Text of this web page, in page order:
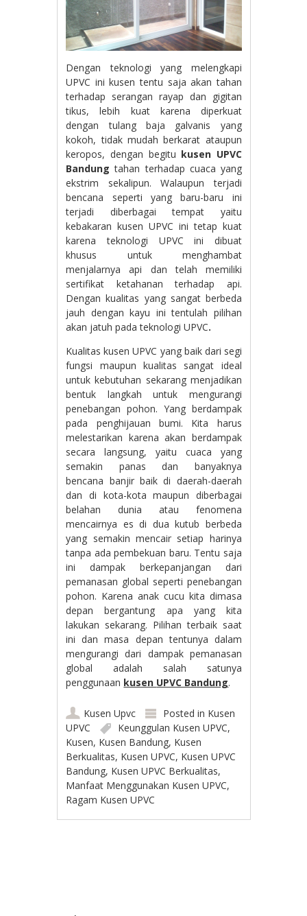
Dengan teknologi yang melengkapi
UPVC ini kusen tentu saja akan tahan
terhadap serangan rayap dan gigitan
tikus, lebih kuat karena diperkuat
dengan tulang baja galvanis yang
kokoh, tidak mudah berkarat ataupun
keropos, dengan begitu kusen UPVC
Bandung tahan terhadap cuaca yang
ekstrim sekalipun. Walaupun terjadi
bencana seperti yang baru-baru ini
terjadi diberbagai tempat yaitu
kebakaran kusen UPVC ini tetap kuat
karena teknologi UPVC ini dibuat
khusus untuk menghambat
menjalarnya api dan telah memiliki
sertifikat ketahanan terhadap api.
Dengan kualitas yang sangat berbeda
jauh dengan kayu ini tentulah pilihan
akan jatuh pada teknologi UPVC.
Kualitas kusen UPVC yang baik dari segi
fungsi maupun kualitas sangat ideal
untuk kebutuhan sekarang menjadikan
bentuk langkah untuk mengurangi
penebangan pohon. Yang berdampak
pada penghijauan bumi. Kita harus
melestarikan karena akan berdampak
secara langsung, yaitu cuaca yang
semakin panas dan banyaknya
bencana banjir baik di daerah-daerah
dan di kota-kota maupun diberbagai
belahan dunia atau fenomena
mencairnya es di dua kutub berbeda
yang semakin mencair setiap harinya
tanpa ada pembekuan baru. Tentu saja
ini dampak berkepanjangan dari
pemanasan global seperti penebangan
pohon. Karena anak cucu kita dimasa
depan bergantung apa yang kita
lakukan sekarang. Pilihan terbaik saat
ini dan masa depan tentunya dalam
mengurangi dari dampak pemanasan
global adalah salah satunya
penggunaan kusen UPVC Bandung.
Kusen Upvc Posted in Kusen
UPVC
Keunggulan Kusen UPVC,
Kusen, Kusen Bandung, Kusen
Berkualitas, Kusen UPVC, Kusen UPVC
Bandung, Kusen UPVC Berkualitas,
Manfaat Menggunakan Kusen UPVC,
Ragam Kusen UPVC